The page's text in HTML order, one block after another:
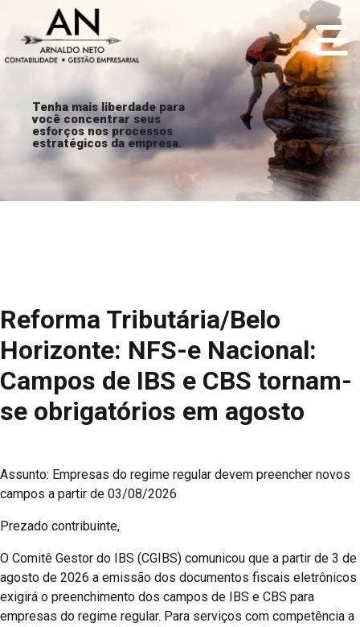
Tenha mais liberdade para
você concentrar seus
esforços nos processos
estratégicos da empresa.
Reforma Tributária/Belo
Horizonte: NFS-e Nacional:
Campos de IBS e CBS tornam-
se obrigatórios em agosto
Assunto: Empresas do regime regular devem preencher novos
campos a partir de 03/08/2026
Prezado contribuinte,
O Comitê Gestor do IBS (CGIBS) comunicou que a partir de 3 de
agosto de 2026 a emissão dos documentos fiscais eletrônicos
exigirá o preenchimento dos campos de IBS e CBS para
empresas do regime regular. Para serviços com competência a